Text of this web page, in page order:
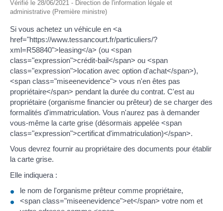
Vérifié le 28/06/2021 - Direction de l'information légale et
administrative (Première ministre)
Si vous achetez un véhicule en <a
href="https://www.tessancourt.fr/particuliers/?
xml=R58840">leasing</a> (ou <span
class="expression">crédit-bail</span> ou <span
class="expression">location avec option d'achat</span>),
<span class="miseenevidence"> vous n'en êtes pas
propriétaire</span> pendant la durée du contrat. C'est au
propriétaire (organisme financier ou prêteur) de se charger des
formalités d'immatriculation. Vous n'aurez pas à demander
vous-même la carte grise (désormais appelée <span
class="expression">certificat d'immatriculation)</span>.
Vous devrez fournir au propriétaire des documents pour établir
la carte grise.
Elle indiquera :
le nom de l'organisme prêteur comme propriétaire,
<span class="miseenevidence">et</span> votre nom et